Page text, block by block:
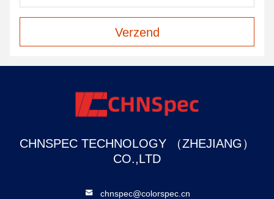
Verzend
CHNSPEC TECHNOLOGY （ZHEJIANG）
CO.,LTD
chnspec@colorspec.cn